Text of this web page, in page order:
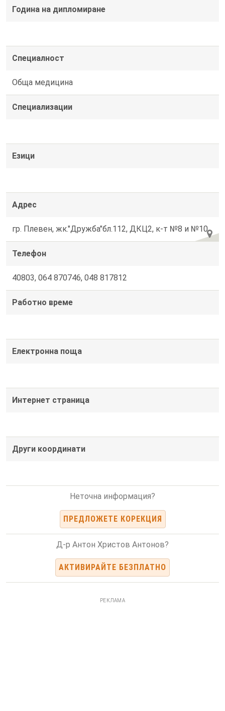
Година на дипломиране
Специалност
Обща медицина
Специализации
Езици
Адрес
гр. Плевен, жк."Дружба"бл.112, ДКЦ2, к-т №8 и №10
Телефон
40803, 064 870746, 048 817812
Работно време
Електронна поща
Интернет страница
Други координати
Неточна информация?
ПРЕДЛОЖЕТЕ КОРЕКЦИЯ
Д-р Антон Христов Антонов?
АКТИВИРАЙТЕ БЕЗПЛАТНО
РЕКЛАМА